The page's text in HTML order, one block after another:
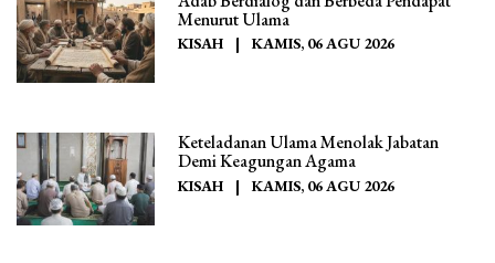
Menurut Ulama
KISAH | KAMIS, 06 AGU 2026
Keteladanan Ulama Menolak Jabatan
Demi Keagungan Agama
KISAH | KAMIS, 06 AGU 2026